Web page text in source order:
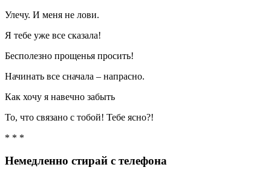
Улечу. И меня не лови.
Я тебе уже все сказала!
Бесполезно прощенья просить!
Начинать все сначала – напрасно.
Как хочу я навечно забыть
То, что связано с тобой! Тебе ясно?!
* * *
Немедленно стирай с телефона